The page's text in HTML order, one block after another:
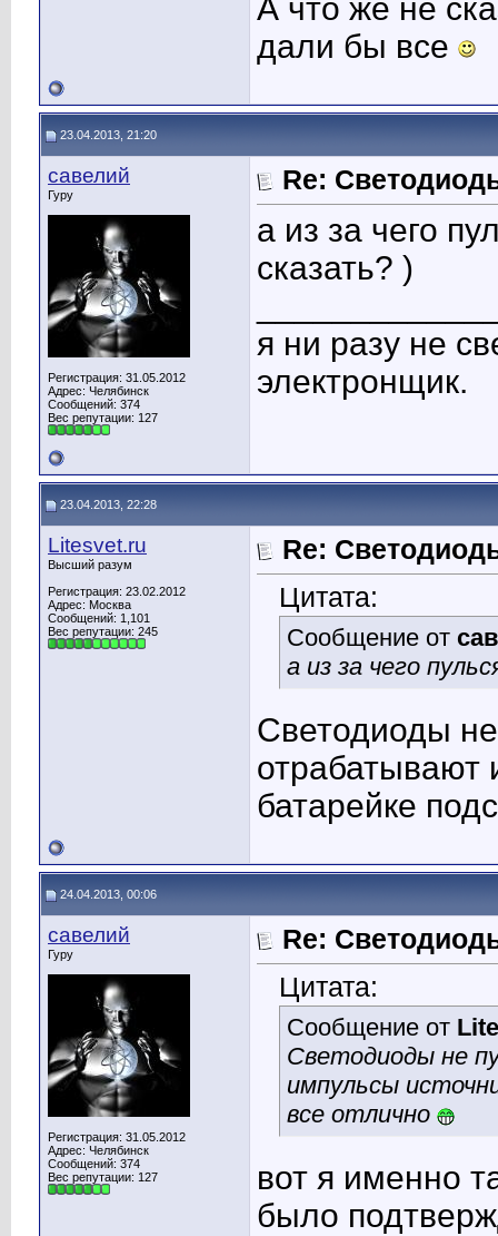
А что же не
дали бы все
23.04.2013, 21:20
савелий
Гуру
Регистрация: 31.05.2012
Адрес: Челябинск
Сообщений: 374
Вес репутации: 127
Re:
а из за чего
сказать? )
я ни разу не
электронщик.
23.04.2013, 22:28
Litesvet.ru
Высший разум
Регистрация: 23.02.2012
Адрес: Москва
Сообщений: 1,101
Вес репутации: 245
Re:
Цитата:
Сообщение от
а из за чего
Светодиоды
отрабатывают
батарейке
24.04.2013, 00:06
савелий
Гуру
Регистрация: 31.05.2012
Адрес: Челябинск
Сообщений: 374
Вес репутации: 127
Re:
Цитата:
Сообщение от
Светодиоды не
импульсы
все отлично
вот я именно
было